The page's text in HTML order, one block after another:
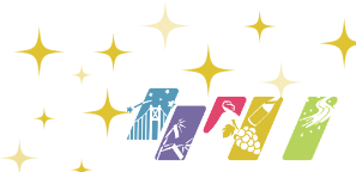
ス
ン